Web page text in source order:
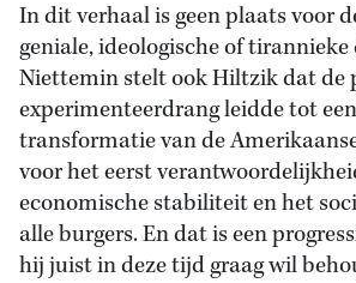
In dit verhaal is geen plaats voor
geniale, ideologische of
Niettemin stelt ook Hiltzik dat de
experimenteerdrang leidde tot
transformatie van de
voor het eerst
economische stabiliteit en het
alle burgers. En dat is een
hij juist in deze tijd graag wil